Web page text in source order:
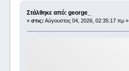
Στάλθηκε από: george_
« στις: Αύγουστος 04, 2026, 02:35:17 πμ »